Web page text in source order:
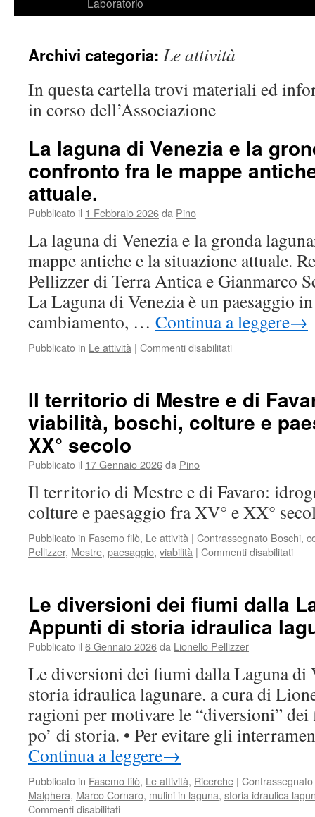
Archivi categoria: Le attività
In questa cartella trovi materiali ed
in corso dell’Associazione
La laguna di Venezia e la
confronto fra le mappe
attuale.
Pubblicato il 1 Febbraio 2026da Pino
La laguna di Venezia e la gronda
mappe antiche e la situazione attuale.
Pellizzer di Terra Antica e Gianmarco
La Laguna di Venezia è un paesaggio
cambiamento, … Continua a leggere→
Pubblicato in Le attività | Commenti disabilitati
Venezia
e
la
confronto
fra
le
antiche
e
attuale.
Il territorio di Mestre e di
viabilità, boschi, colture e
XX° secolo
Pubblicato il 17 Gennaio 2026da Pino
Il territorio di Mestre e di Favaro:
colture e paesaggio fra XV° e XX°
Pubblicato in Fasemo filò, Le attività | Contrassegnato Boschi,
Pellizzer, Mestre, paesaggio, viabilità | Commenti disabilitati
di
e
di
e
e
XX°
Le diversioni dei fiumi dalla
Appunti di storia idraulica
Pubblicato il 6 Gennaio 2026da Lionello Pellizzer
Le diversioni dei fiumi dalla Laguna di
storia idraulica lagunare. a cura di
ragioni per motivare le “diversioni”
po’ di storia. • Per evitare gli
Continua a leggere→
Pubblicato in Fasemo filò, Le attività, Ricerche | Contrassegnato
Malghera, Marco Cornaro, mulini in laguna, storia idraulica
Commenti disabilitati